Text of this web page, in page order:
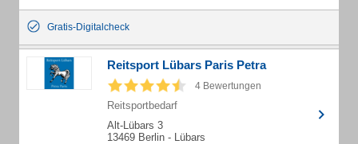
Gratis-Digitalcheck
Reitsport Lübars Paris Petra
4 Bewertungen
Reitsportbedarf
Alt-Lübars 3
13469 Berlin - Lübars